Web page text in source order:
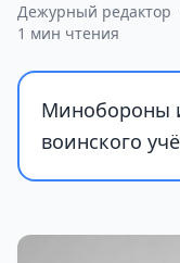
Дежурный редактор
1 мин чтения
Минобороны
воинского